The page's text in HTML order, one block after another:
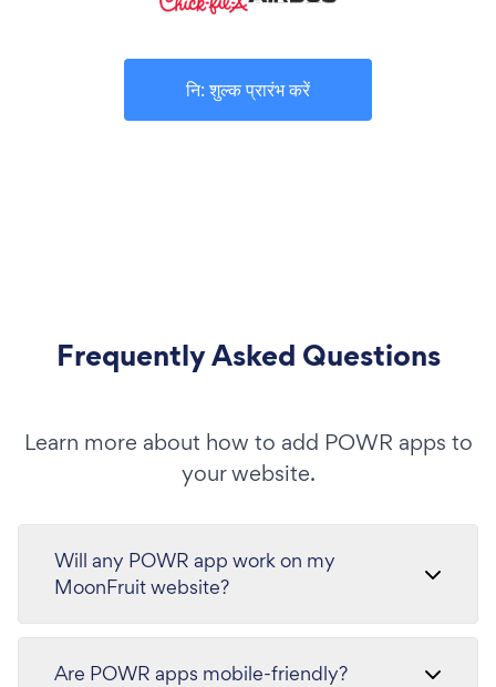
नि: शुल्क प्रारंभ करें
Frequently Asked Questions
Learn more about how to add POWR apps to
your website.
Will any POWR app work on my
MoonFruit website?
Are POWR apps mobile-friendly?